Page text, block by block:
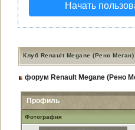
Начать
Клуб Renault Megane (Рено
форум Renault Megane (Рено
Профиль
Фотография